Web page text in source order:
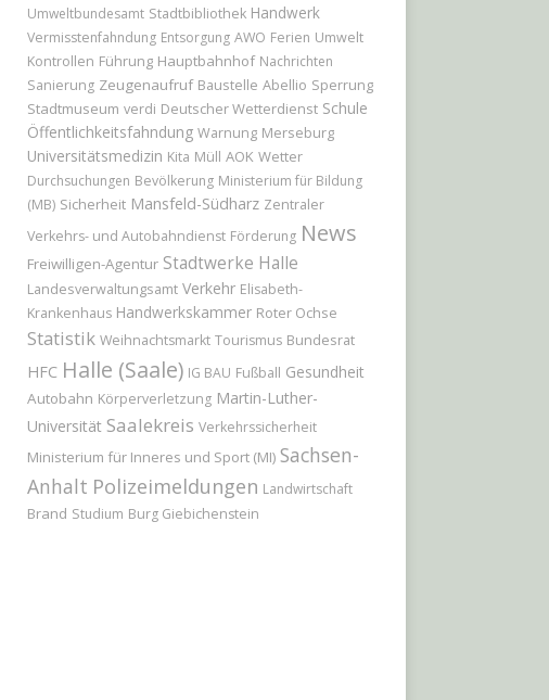
Umweltbundesamt Stadtbibliothek Handwerk
Vermisstenfahndung Entsorgung AWO Ferien Umwelt
Kontrollen Führung Hauptbahnhof Nachrichten
Sanierung Zeugenaufruf Baustelle Abellio Sperrung
Stadtmuseum verdi Deutscher Wetterdienst Schule
Öffentlichkeitsfahndung Warnung Merseburg
Universitätsmedizin Kita Müll AOK Wetter
Durchsuchungen Bevölkerung Ministerium für Bildung
(MB) Sicherheit Mansfeld-Südharz Zentraler
Verkehrs- und Autobahndienst Förderung News
Freiwilligen-Agentur Stadtwerke Halle
Landesverwaltungsamt Verkehr Elisabeth-
Krankenhaus Handwerkskammer Roter Ochse
Statistik Weihnachtsmarkt Tourismus Bundesrat
HFC Halle (Saale) IG BAU Fußball Gesundheit
Autobahn Körperverletzung Martin-Luther-
Universität Saalekreis Verkehrssicherheit
Ministerium für Inneres und Sport (MI) Sachsen-
Anhalt Polizeimeldungen Landwirtschaft
Brand Studium Burg Giebichenstein